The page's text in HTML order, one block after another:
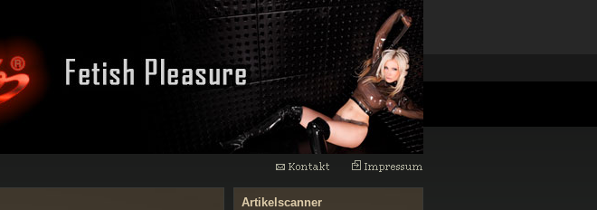
Artikelscanner